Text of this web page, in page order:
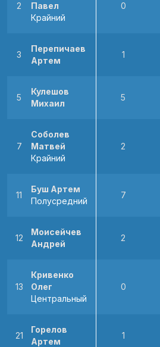
2
Павел
Крайний
0
3
Перепичаев
Артем
1
5
Кулешов
Михаил
5
7
Соболев
Матвей
Крайний
2
11
Буш Артем
Полусредний
7
12
Моисейчев
Андрей
2
13
Кривенко
Олег
Центральный
0
21
Горелов
Артем
1